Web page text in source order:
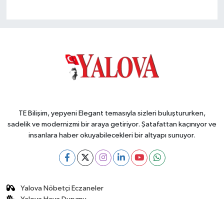
TE Bilişim, yepyeni Elegant temasıyla sizleri buluştururken,
sadelik ve modernizmi bir araya getiriyor. Şatafattan kaçınıyor ve
insanlara haber okuyabilecekleri bir altyapı sunuyor.
Yalova Nöbetçi Eczaneler